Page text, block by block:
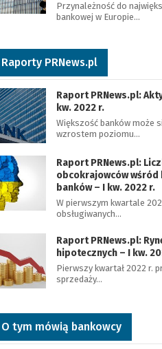
Przynależność do
bankowej w Europie…
Raporty PRNews.pl
Raport PRNews.pl:
kw. 2022 r.
Większość banków może
wzrostem poziomu…
Raport PRNews.pl:
obcokrajowców wśród
banków – I kw. 2022 r.
W pierwszym kwartale
obsługiwanych…
Raport PRNews.pl:
hipotecznych – I kw.
Pierwszy kwartał 2022 r.
sprzedaży…
O tym mówią bankowcy